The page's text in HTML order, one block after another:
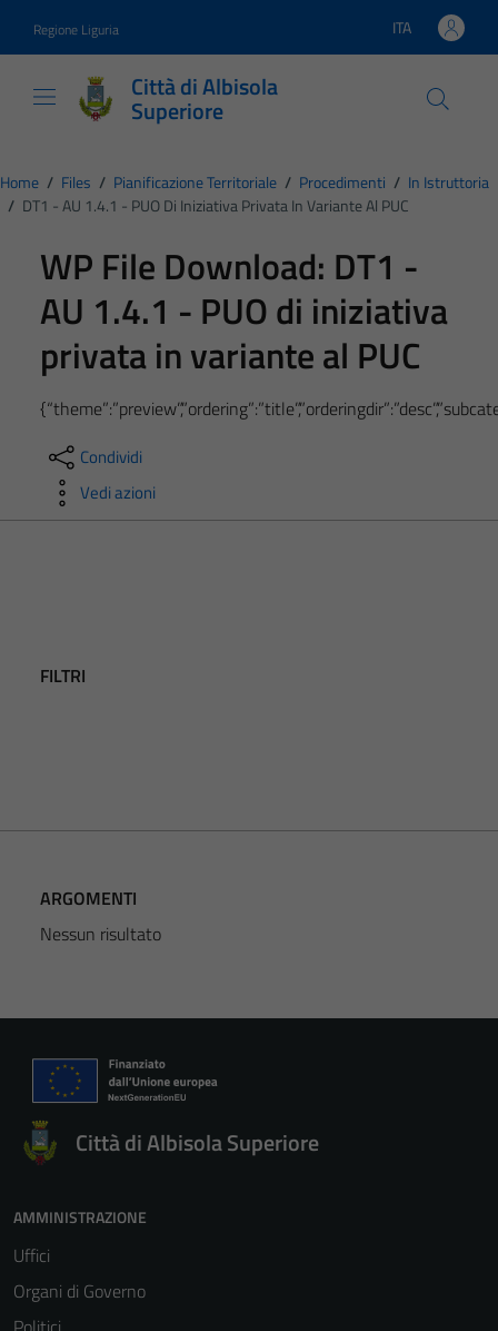
Regione Liguria Lingua attiva:
ITA
Città di Albisola
Superiore
Home / Files / Pianificazione Territoriale / Procedimenti / In Istruttoria
/ DT1 - AU 1.4.1 - PUO Di Iniziativa Privata In Variante Al PUC
WP File Download: DT1 -
AU 1.4.1 - PUO di iniziativa
privata in variante al PUC
Condividi
Vedi azioni
FILTRI
ARGOMENTI
Nessun risultato
Città di Albisola Superiore
AMMINISTRAZIONE
Uffici
Organi di Governo